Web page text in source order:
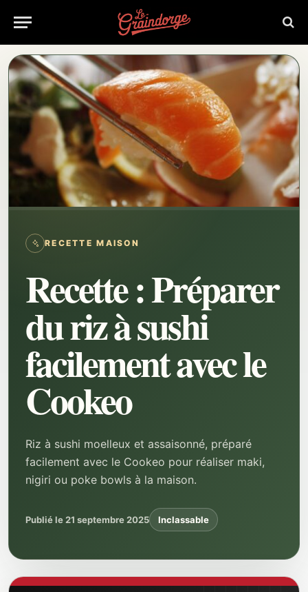
RECETTE MAISON
Recette : Préparer
du riz à sushi
facilement avec le
Cookeo
Riz à sushi moelleux et assaisonné, préparé
facilement avec le Cookeo pour réaliser maki,
nigiri ou poke bowls à la maison.
Publié le 21 septembre 2025 Inclassable